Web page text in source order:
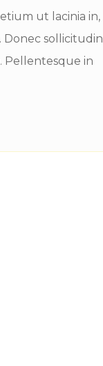
ut lacinia in,
sollicitudin
Pellentesque in